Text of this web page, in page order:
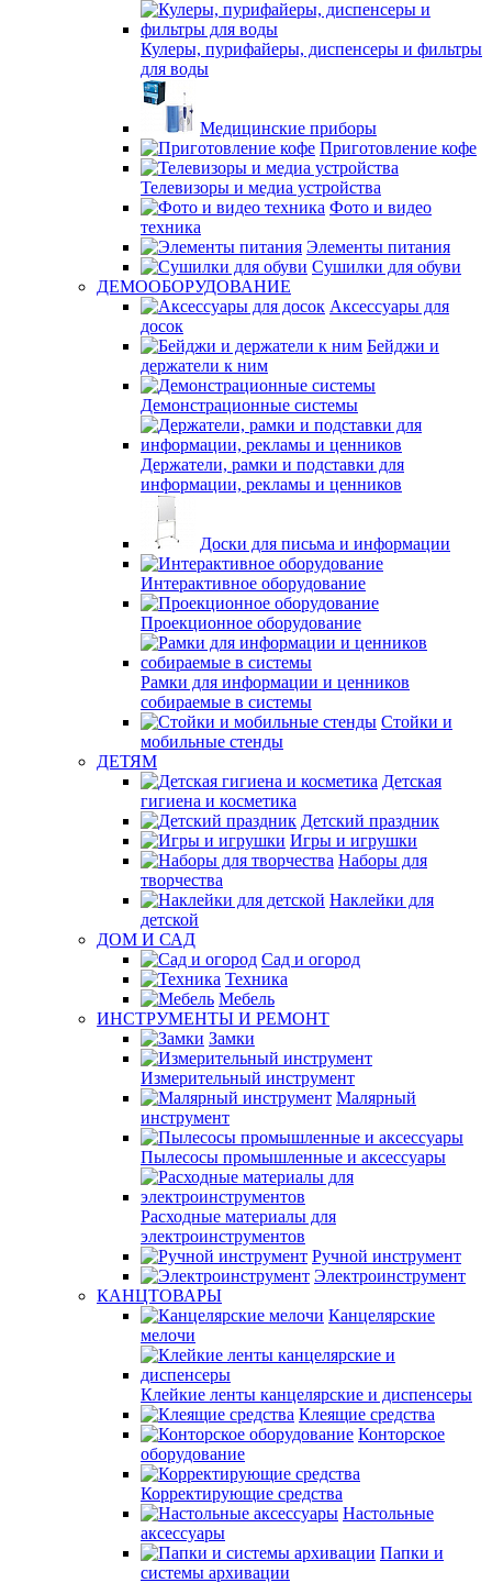
Кулеры, пурифайеры, диспенсеры и фильтры
для воды
Медицинские приборы
Приготовление кофе
Телевизоры и медиа устройства
Фото и видео
техника
Элементы питания
Сушилки для обуви
ДЕМООБОРУДОВАНИЕ
Аксессуары для
досок
Бейджи и
держатели к ним
Демонстрационные системы
Держатели, рамки и подставки для
информации, рекламы и ценников
Доски для письма и информации
Интерактивное оборудование
Проекционное оборудование
Рамки для информации и ценников
собираемые в системы
Стойки и
мобильные стенды
ДЕТЯМ
Детская
гигиена и косметика
Детский праздник
Игры и игрушки
Наборы для
творчества
Наклейки для
детской
ДОМ И САД
Сад и огород
Техника
Мебель
ИНСТРУМЕНТЫ И РЕМОНТ
Замки
Измерительный инструмент
Малярный
инструмент
Пылесосы промышленные и аксессуары
Расходные материалы для
электроинструментов
Ручной инструмент
Электроинструмент
КАНЦТОВАРЫ
Канцелярские
мелочи
Клейкие ленты канцелярские и диспенсеры
Клеящие средства
Конторское
оборудование
Корректирующие средства
Настольные
аксессуары
Папки и
системы архивации